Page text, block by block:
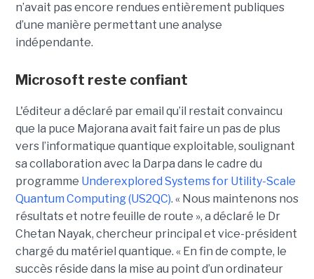
n’avait pas encore rendues entièrement publiques
d’une manière permettant une analyse
indépendante.
Microsoft reste confiant
L'éditeur a déclaré par email qu’il restait convaincu
que la puce Majorana avait fait faire un pas de plus
vers l’informatique quantique exploitable, soulignant
sa collaboration avec la Darpa dans le cadre du
programme Underexplored Systems for Utility-Scale
Quantum Computing (US2QC). « Nous maintenons nos
résultats et notre feuille de route », a déclaré le Dr
Chetan Nayak, chercheur principal et vice-président
chargé du matériel quantique. « En fin de compte, le
succès réside dans la mise au point d’un ordinateur